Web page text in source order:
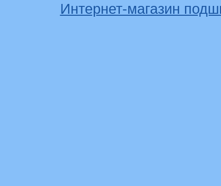
Интернет-магазин